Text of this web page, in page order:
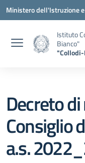
Vai ai contenuti
Vai al menu di navigazione
Vai al footer
Ministero dell'Istruzione
Istituto
Bianco"
Decreto
Consiglio
a.s.